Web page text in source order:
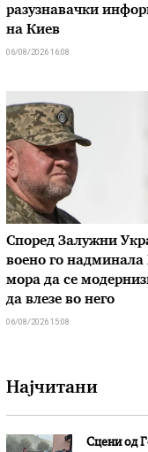
разузнавачки
на Киев
06/08/2026 16:08
Според Залужни
воено го
мора да се
да влезе во него
06/08/2026 15:08
Најчитани
Сцени од